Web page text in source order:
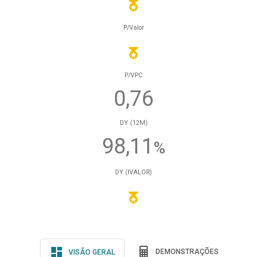
P/Valor
P/VPC
0,76
DY (12M)
98,11 %
DY (IVALOR)
VISÃO GERAL DEMONSTRAÇÕES